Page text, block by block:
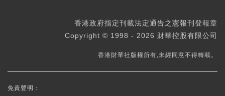
香港政府指定刊載法定通告之憲報刊登報章
Copyright © 1998 - 2026 財華控股有限公司
香港財華社版權所有,未經同意不得轉載。
免責聲明：